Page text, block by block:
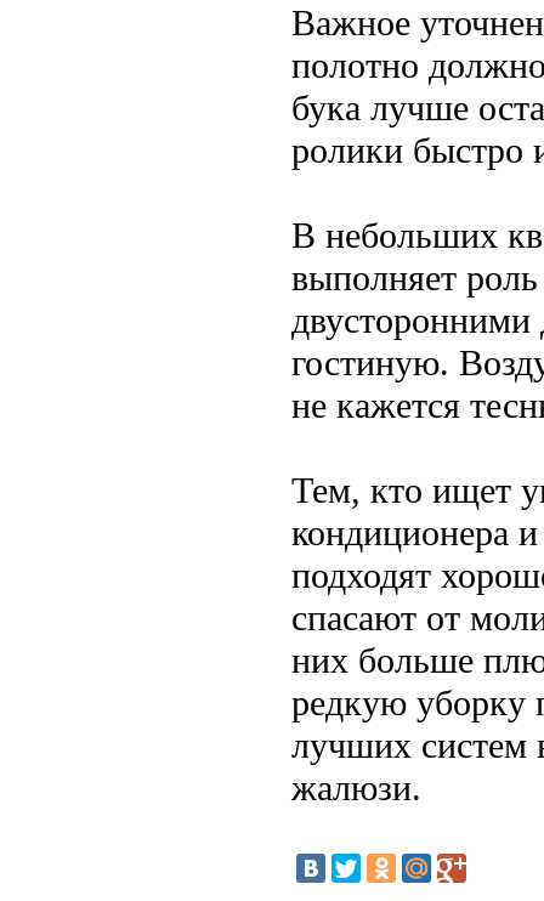
Важное
полотно
бука лучше
ролики быстро
В небольших
выполняет
гостиную.
не кажется
Тем, кто ищет
кондиционера
подходят
спасают от
них больше
редкую уборку
лучших систем
жалюзи.